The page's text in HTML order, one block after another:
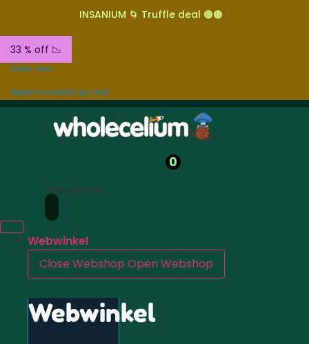
INSANIUM 🌀 Truffle deal 🟤🟤
33 % off 📉
Over ons
Neem contact op met
0
Zoeken op
Webwinkel
Close Webshop Open Webshop
Webwinkel